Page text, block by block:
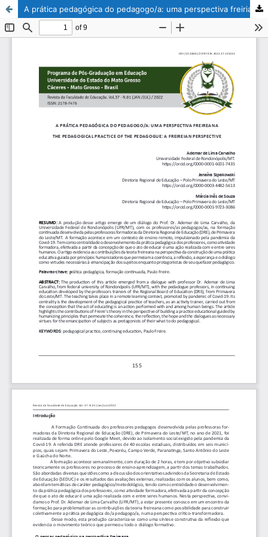
A prática pedagógica do pedagogo/a: uma perspectiva freiriana